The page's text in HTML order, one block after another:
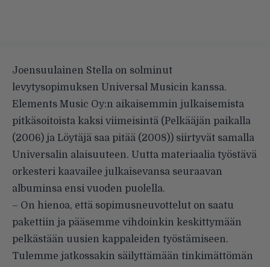
Joensuulainen Stella on solminut
levytysopimuksen Universal Musicin kanssa.
Elements Music Oy:n aikaisemmin julkaisemista
pitkäsoitoista kaksi viimeisintä (Pelkääjän paikalla
(2006) ja Löytäjä saa pitää (2008)) siirtyvät samalla
Universalin alaisuuteen. Uutta materiaalia työstävä
orkesteri kaavailee julkaisevansa seuraavan
albuminsa ensi vuoden puolella.
– On hienoa, että sopimusneuvottelut on saatu
pakettiin ja pääsemme vihdoinkin keskittymään
pelkästään uusien kappaleiden työstämiseen.
Tulemme jatkossakin säilyttämään tinkimättömän